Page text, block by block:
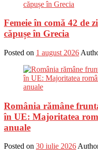
Femeie în comă 42 de
căpușe în Grecia
Posted on 1 august 2026
România rămâne
în UE: Majoritatea
anuale
Posted on 30 iulie 2026